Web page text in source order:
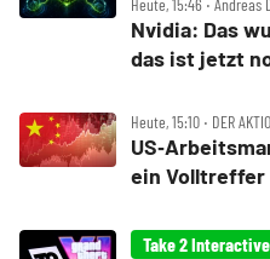
Heute, 15:46 ‧ Andreas
Nvidia: Das
das ist jetzt
Heute, 15:10 ‧ DER
ein Volltreffer
Take 2 Interactive